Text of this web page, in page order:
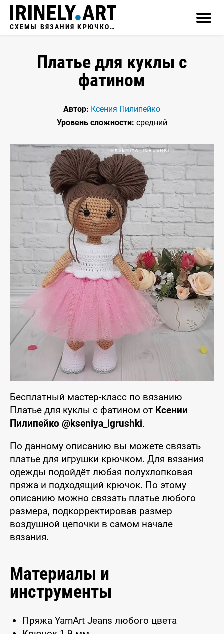
СХЕМЫ ВЯЗАНИЯ КРЮЧКОМ
Платье для куклы с
фатином
Автор: Ксения Пилипейко
Уровень сложности: средний
Бесплатный мастер-класс по вязанию
Платье для куклы с фатином от Ксении
Пилипейко @kseniya_igrushki.
По данному описанию вы можете связать
платье для игрушки крючком. Для вязания
одежды подойдёт любая полухлопковая
пряжа и подходящий крючок. По этому
описанию можно связать платье любого
размера, подкорректировав размер
воздушной цепочки в самом начале
вязания.
Материалы и
инструменты
Пряжа YarnArt Jeans любого цвета